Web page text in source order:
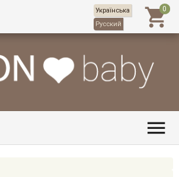


Українська
Русский